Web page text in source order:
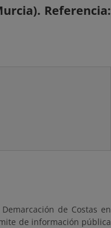
Referencia:
de Costas en
de información pública